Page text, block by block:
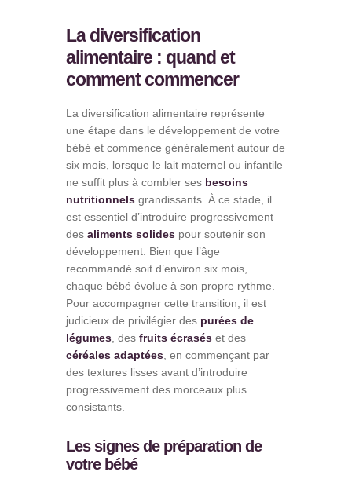
La diversification
alimentaire : quand et
comment commencer
La diversification alimentaire représente
une étape dans le développement de votre
bébé et commence généralement autour de
six mois, lorsque le lait maternel ou infantile
ne suffit plus à combler ses besoins
nutritionnels grandissants. À ce stade, il
est essentiel d’introduire progressivement
des aliments solides pour soutenir son
développement. Bien que l’âge
recommandé soit d’environ six mois,
chaque bébé évolue à son propre rythme.
Pour accompagner cette transition, il est
judicieux de privilégier des purées de
légumes, des fruits écrasés et des
céréales adaptées, en commençant par
des textures lisses avant d’introduire
progressivement des morceaux plus
consistants.
Les signes de préparation de
votre bébé